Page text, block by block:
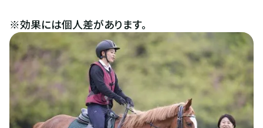
※効果には個人差があります。